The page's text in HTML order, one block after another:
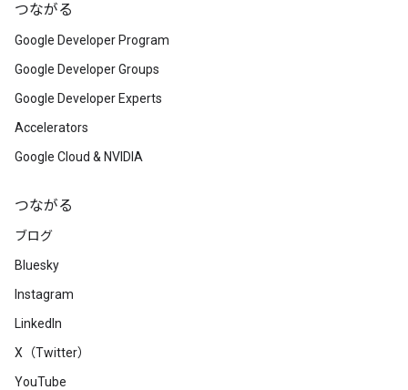
つながる
Google Developer Program
Google Developer Groups
Google Developer Experts
Accelerators
Google Cloud & NVIDIA
つながる
ブログ
Bluesky
Instagram
LinkedIn
X（Twitter）
YouTube